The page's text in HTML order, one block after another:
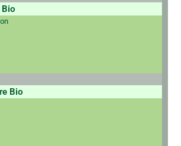
Bio
Bio